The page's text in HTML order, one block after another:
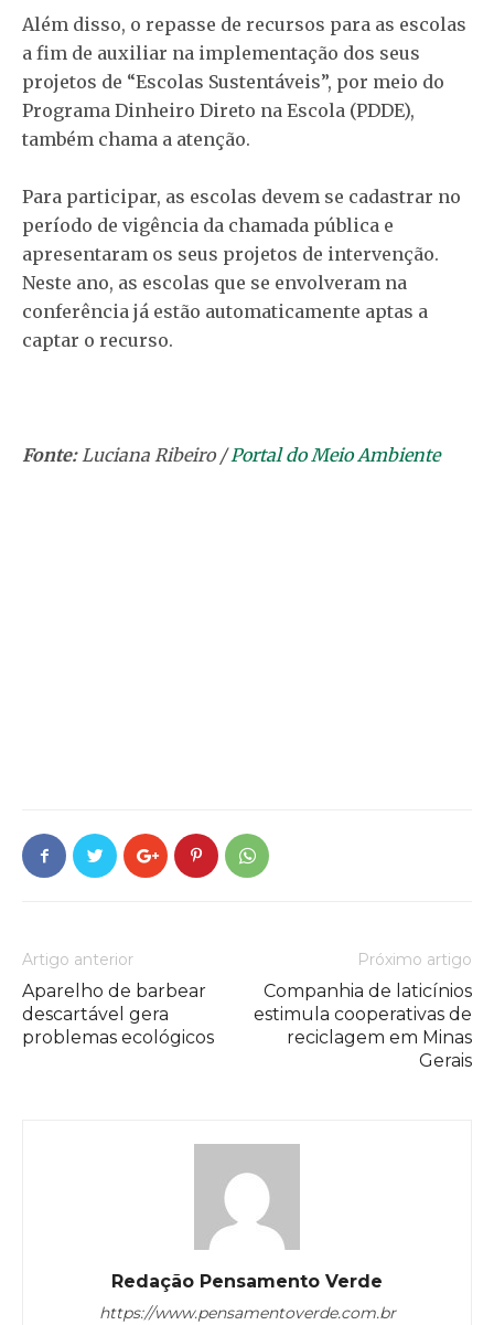
Além disso, o repasse de recursos para as escolas
a fim de auxiliar na implementação dos seus
projetos de “Escolas Sustentáveis”, por meio do
Programa Dinheiro Direto na Escola (PDDE),
também chama a atenção.
Para participar, as escolas devem se cadastrar no
período de vigência da chamada pública e
apresentaram os seus projetos de intervenção.
Neste ano, as escolas que se envolveram na
conferência já estão automaticamente aptas a
captar o recurso.
Fonte:Luciana Ribeiro /Portal do Meio Ambiente
Artigo anterior
Aparelho de barbear
descartável gera
problemas ecológicos
Próximo artigo
Companhia de laticínios
estimula cooperativas de
reciclagem em Minas
Gerais
Redação Pensamento Verde
https://www.pensamentoverde.com.br